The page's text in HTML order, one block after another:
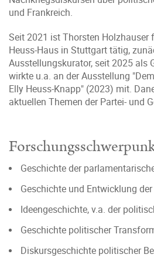
und Frankreich.
Seit 2021 ist Thorsten
Heuss-Haus in Stuttgart tätig,
Ausstellungskurator, seit 2025 als
wirkte u.a. an der Ausstellung
Elly Heuss-Knapp" (2023) mit.
aktuellen Themen der Partei- und
Geschichte der
Geschichte und Entwicklung
Ideengeschichte, v.a. der
Geschichte politischer
Diskursgeschichte politischer